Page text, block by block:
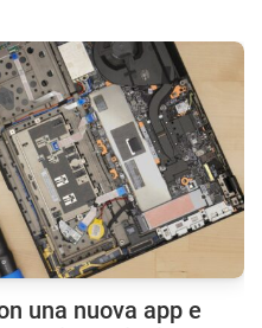
una nuova app e